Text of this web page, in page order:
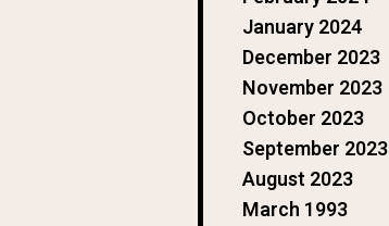
January 2024
December 2023
November 2023
October 2023
September 2023
August 2023
March 1993